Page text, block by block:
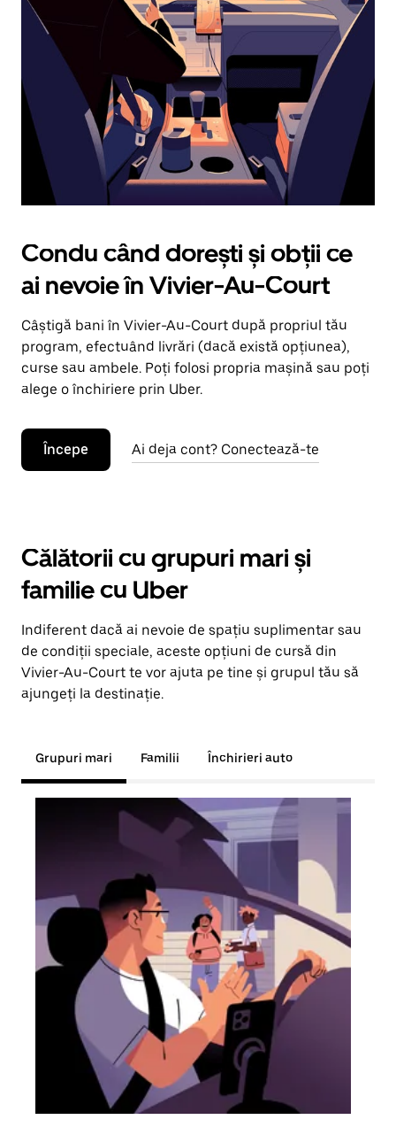
în
jos.
Închide
calendarul
apăsând
pe
butonul
Escape.
Condu când dorești și obții ce
ai nevoie în Vivier-Au-Court
Câștigă bani în Vivier-Au-Court după propriul tău
program, efectuând livrări (dacă există opțiunea),
curse sau ambele. Poți folosi propria mașină sau poți
alege o închiriere prin Uber.
Începe Ai deja cont? Conectează-te
Călătorii cu grupuri mari și
familie cu Uber
Indiferent dacă ai nevoie de spațiu suplimentar sau
de condiții speciale, aceste opțiuni de cursă din
Vivier-Au-Court te vor ajuta pe tine și grupul tău să
ajungeți la destinație.
Grupuri mari Familii Închirieri auto